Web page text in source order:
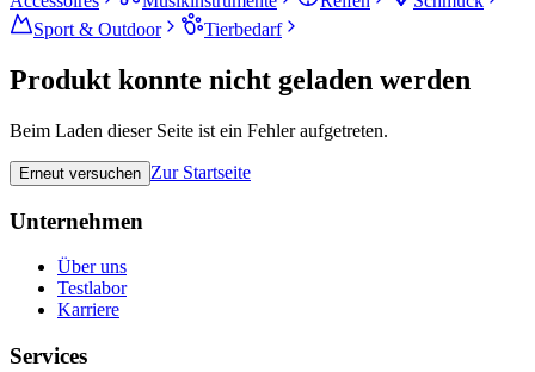
Sport & Outdoor
Tierbedarf
Produkt konnte nicht geladen werden
Beim Laden dieser Seite ist ein Fehler aufgetreten.
Erneut versuchen Zur Startseite
Unternehmen
Über uns
Testlabor
Karriere
Services